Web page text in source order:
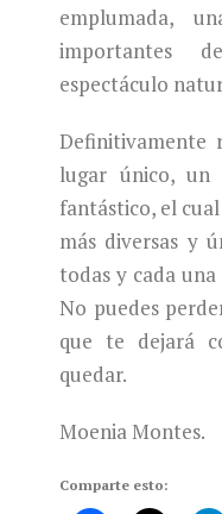
emplumada,
importantes
espectáculo
Definitivamente
lugar único, un
fantástico, el
más diversas y
todas y cada
No puedes
que te dejará
quedar.
Moenia Montes.
Comparte esto: